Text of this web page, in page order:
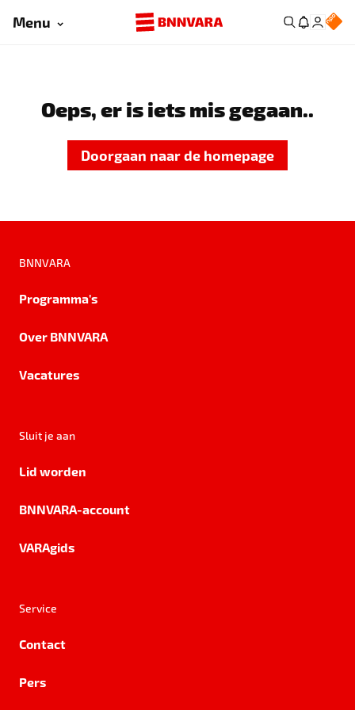
Menu
Oeps, er is iets mis gegaan..
Doorgaan naar de homepage
BNNVARA
Programma's
Over BNNVARA
Vacatures
Sluit je aan
Lid worden
BNNVARA-account
VARAgids
Service
Contact
Pers